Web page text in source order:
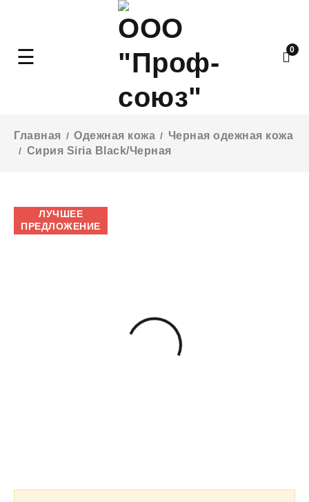
0
Главная / Одежная кожа / Черная одежная кожа
/ Сирия Siria Black/Черная
ЛУЧШЕЕ
ПРЕДЛОЖЕНИЕ